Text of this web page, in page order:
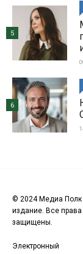
5
6
© 2024 Медиа Полк
издание. Все права
защищены.
Электронный